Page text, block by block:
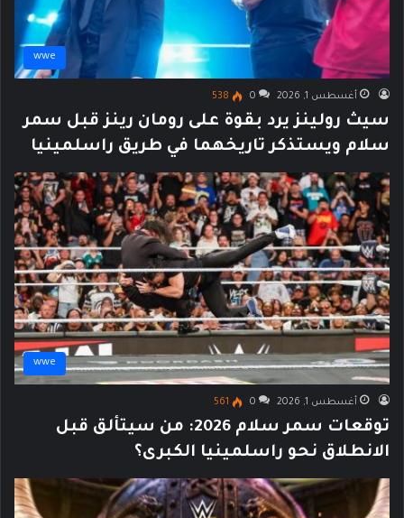
wwe
أغسطس 1, 2026 0
538
سيث رولينز يرد بقوة على رومان رينز قبل سمر
سلام ويستذكر تاريخهما في طريق راسلمينيا
wwe
أغسطس 1, 2026 0
561
توقعات سمر سلام 2026: من سيتألق قبل
الانطلاق نحو راسلمينيا الكبرى؟